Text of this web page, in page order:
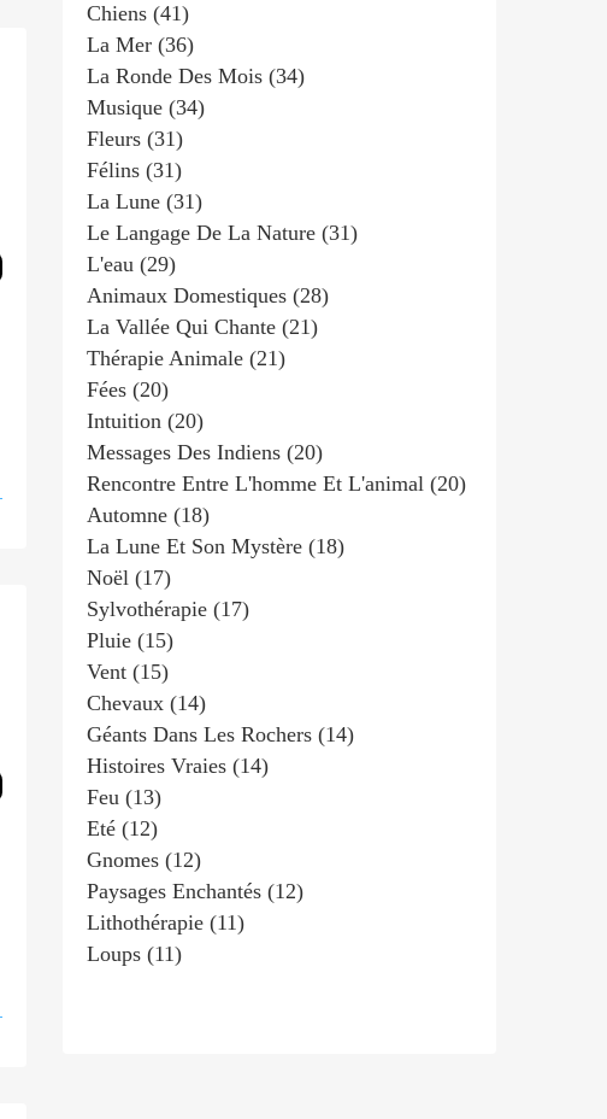
Chiens (41)
La Mer (36)
La Ronde Des Mois (34)
Musique (34)
Fleurs (31)
Félins (31)
La Lune (31)
Le Langage De La Nature (31)
L'eau (29)
Animaux Domestiques (28)
La Vallée Qui Chante (21)
Thérapie Animale (21)
Fées (20)
Intuition (20)
Messages Des Indiens (20)
Rencontre Entre L'homme Et L'animal (20)
Automne (18)
La Lune Et Son Mystère (18)
Noël (17)
Sylvothérapie (17)
Pluie (15)
Vent (15)
Chevaux (14)
Géants Dans Les Rochers (14)
Histoires Vraies (14)
Feu (13)
Eté (12)
Gnomes (12)
Paysages Enchantés (12)
Lithothérapie (11)
Loups (11)